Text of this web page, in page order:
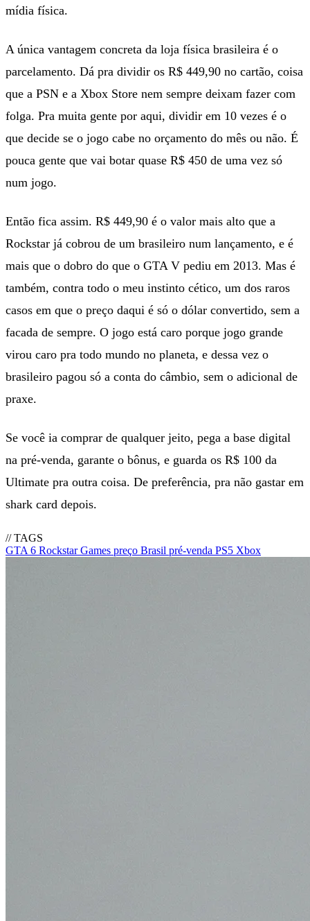
mídia física.
A única vantagem concreta da loja física brasileira é o
parcelamento. Dá pra dividir os R$ 449,90 no cartão, coisa
que a PSN e a Xbox Store nem sempre deixam fazer com
folga. Pra muita gente por aqui, dividir em 10 vezes é o
que decide se o jogo cabe no orçamento do mês ou não. É
pouca gente que vai botar quase R$ 450 de uma vez só
num jogo.
Então fica assim. R$ 449,90 é o valor mais alto que a
Rockstar já cobrou de um brasileiro num lançamento, e é
mais que o dobro do que o GTA V pediu em 2013. Mas é
também, contra todo o meu instinto cético, um dos raros
casos em que o preço daqui é só o dólar convertido, sem a
facada de sempre. O jogo está caro porque jogo grande
virou caro pra todo mundo no planeta, e dessa vez o
brasileiro pagou só a conta do câmbio, sem o adicional de
praxe.
Se você ia comprar de qualquer jeito, pega a base digital
na pré-venda, garante o bônus, e guarda os R$ 100 da
Ultimate pra outra coisa. De preferência, pra não gastar em
shark card depois.
// TAGS
GTA 6 Rockstar Games preço Brasil pré-venda PS5 Xbox